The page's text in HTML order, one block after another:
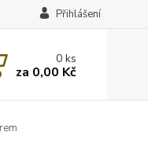
Přihlášení
0ks
za 0,00 Kč